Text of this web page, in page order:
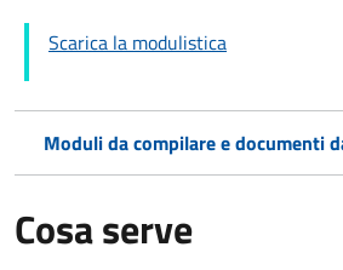
Scarica la modulistica
Moduli da compilare e documenti
Cosa serve